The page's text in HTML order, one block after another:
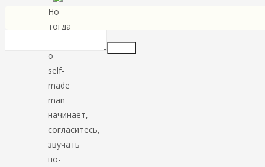
Но
тогда
о
self-
made
man
начинает,
согласитесь,
звучать
по-